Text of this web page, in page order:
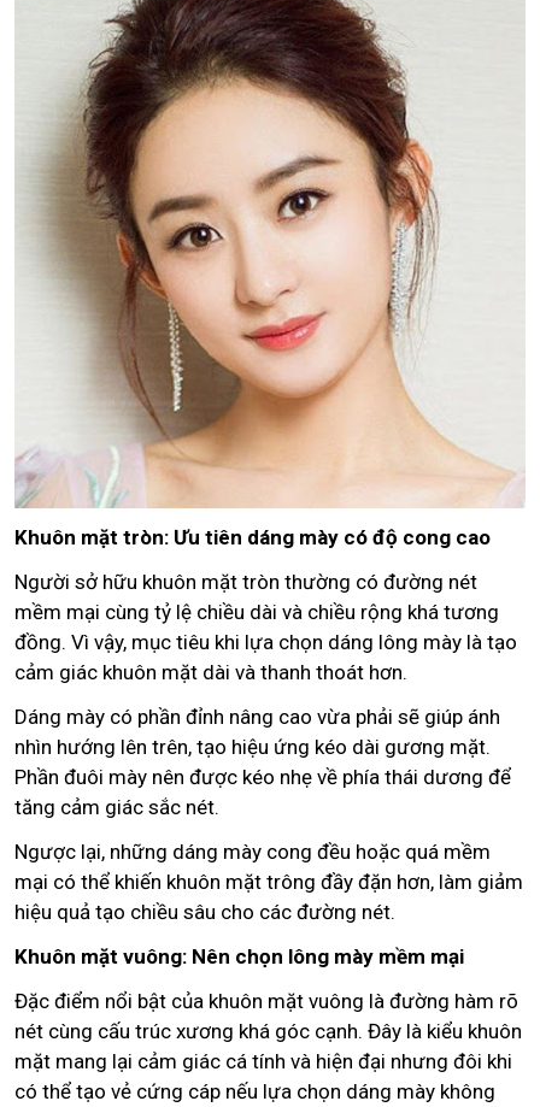
Khuôn mặt tròn: Ưu tiên dáng mày có độ cong cao
Người sở hữu khuôn mặt tròn thường có đường nét
mềm mại cùng tỷ lệ chiều dài và chiều rộng khá tương
đồng. Vì vậy, mục tiêu khi lựa chọn dáng lông mày là tạo
cảm giác khuôn mặt dài và thanh thoát hơn.
Dáng mày có phần đỉnh nâng cao vừa phải sẽ giúp ánh
nhìn hướng lên trên, tạo hiệu ứng kéo dài gương mặt.
Phần đuôi mày nên được kéo nhẹ về phía thái dương để
tăng cảm giác sắc nét.
Ngược lại, những dáng mày cong đều hoặc quá mềm
mại có thể khiến khuôn mặt trông đầy đặn hơn, làm giảm
hiệu quả tạo chiều sâu cho các đường nét.
Khuôn mặt vuông: Nên chọn lông mày mềm mại
Đặc điểm nổi bật của khuôn mặt vuông là đường hàm rõ
nét cùng cấu trúc xương khá góc cạnh. Đây là kiểu khuôn
mặt mang lại cảm giác cá tính và hiện đại nhưng đôi khi
có thể tạo vẻ cứng cáp nếu lựa chọn dáng mày không